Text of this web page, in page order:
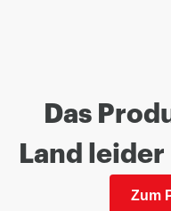
Das
Land
Zum